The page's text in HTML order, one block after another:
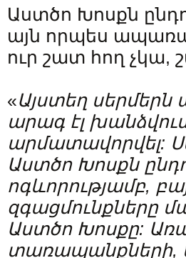
Աստծո Խոսքն
այն որպես
ուր շատ հող չկա,
«Այստեղ սերմերն
արագ էլ
արմատավորվել:
Աստծո Խոսքն
ոգևորությամբ,
զգացմունքները
Աստծո Խոսքը:
տառապանքների,